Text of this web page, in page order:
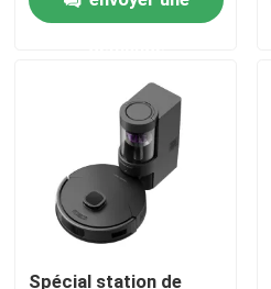
maison
vidéos
Au sujet de nous
Spécial station de